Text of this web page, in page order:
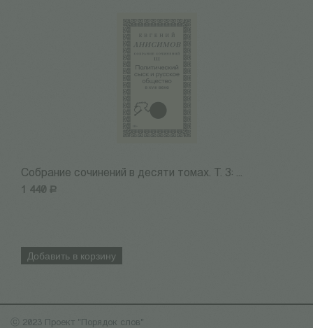
Собрание сочинений в десяти томах. Т. 3: ...
1 440 Р
Добавить в корзину
ⓒ 2023 Проект "Порядок слов"